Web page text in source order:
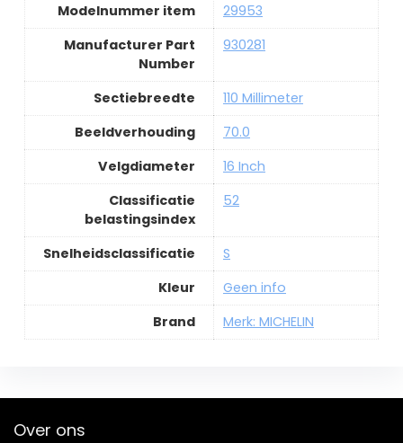
Modelnummer item
29953
Manufacturer Part
Number
930281
Sectiebreedte
110 Millimeter
Beeldverhouding
70.0
Velgdiameter
16 Inch
Classificatie
belastingsindex
52
Snelheidsclassificatie
S
Kleur
Geen info
Brand
Merk: MICHELIN
Over ons